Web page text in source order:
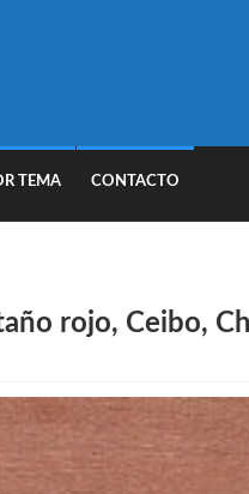
TEMA CONTACTO
rojo, Ceibo,